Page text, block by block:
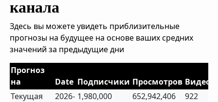
канала
Здесь вы можете увидеть приблизительные
прогнозы на будущее на основе ваших средних
значений за предыдущие дни
Прогноз
на
Date Подписчики Просмотров Видео
Текущая
2026- 1,980,000 652,942,406 922